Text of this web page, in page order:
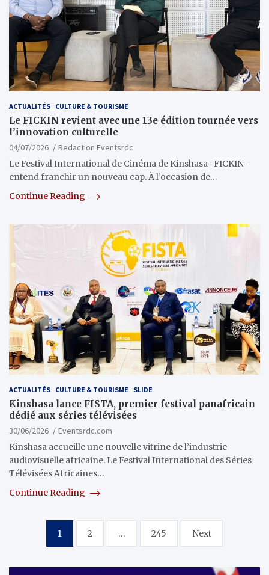
ACTUALITÉS CULTURE & TOURISME
Le FICKIN revient avec une 13e édition tournée vers
l’innovation culturelle
04/07/2026
Redaction Eventsrdc
Le Festival International de Cinéma de Kinshasa -FICKIN-
entend franchir un nouveau cap. À l’occasion de…
Continue Reading
ACTUALITÉS CULTURE & TOURISME SLIDE
Kinshasa lance FISTA, premier festival panafricain
dédié aux séries télévisées
30/06/2026
Eventsrdc.com
Kinshasa accueille une nouvelle vitrine de l’industrie
audiovisuelle africaine. Le Festival International des Séries
Télévisées Africaines…
Continue Reading
Pagination
publications
1 2 … 245 Next